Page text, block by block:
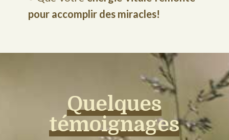
pour accomplir des miracles!
Quelques
témoignages